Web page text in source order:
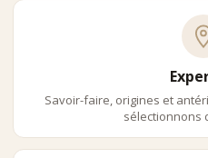
Savoir-faire, origines et
sélectionnons